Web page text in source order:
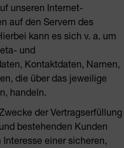
unseren Internet-
auf den Servern des
kann es sich v. a. um
und
Kontaktdaten, Namen,
die über das jeweilige
handeln.
der Vertragserfüllung
bestehenden Kunden
Interesse einer sicheren,